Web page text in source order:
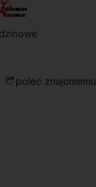
poleć znajomemu